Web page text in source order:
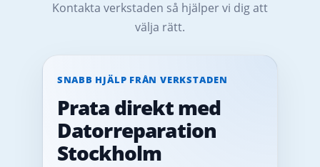
Kontakta verkstaden så hjälper vi dig att
välja rätt.
SNABB HJÄLP FRÅN VERKSTADEN
Prata direkt med
Datorreparation
Stockholm